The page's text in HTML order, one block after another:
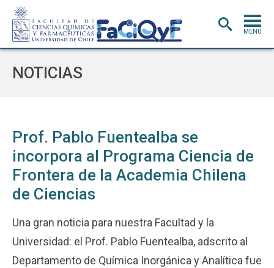
MENÚ
POSTGRADO
INVESTIGACIÓNE INNOVACIÓN
EXTENSIÓNY VINCULACIÓN
DEPARTAMENTOS
FACULTAD
NOTICIAS
Prof. Pablo Fuentealba se
incorpora al Programa Ciencia de
Frontera de la Academia Chilena
de Ciencias
Una gran noticia para nuestra Facultad y la
Universidad: el Prof. Pablo Fuentealba, adscrito al
Departamento de Química Inorgánica y Analítica fue